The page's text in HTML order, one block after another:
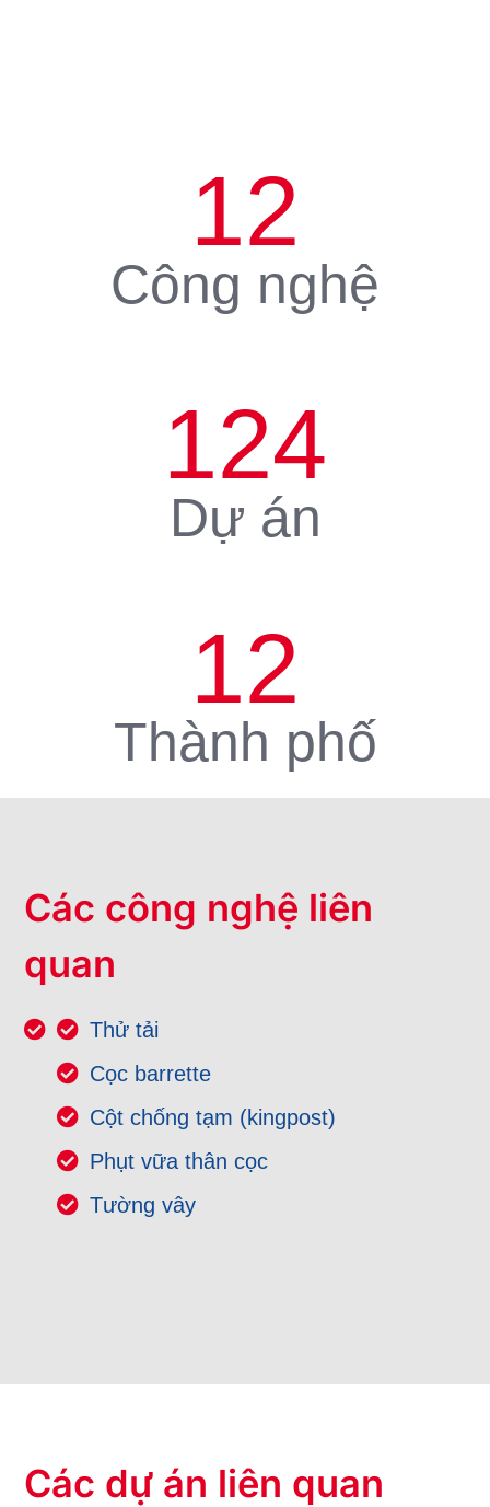
12
Công nghệ
124
Dự án
12
Thành phố
Các công nghệ liên
quan
Thử tải
Cọc barrette
Cột chống tạm (kingpost)
Phụt vữa thân cọc
Tường vây
Các dự án liên quan